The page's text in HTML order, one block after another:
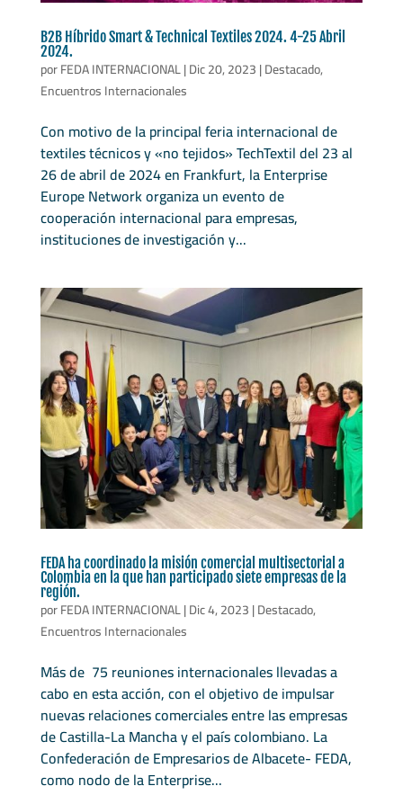
B2B Híbrido Smart & Technical Textiles 2024. 4-25 Abril
2024.
porFEDA INTERNACIONAL|Dic 20, 2023|Destacado,
Encuentros Internacionales
Con motivo de la principal feria internacional de
textiles técnicos y «no tejidos» TechTextil del 23 al
26 de abril de 2024 en Frankfurt, la Enterprise
Europe Network organiza un evento de
cooperación internacional para empresas,
instituciones de investigación y...
FEDA ha coordinado la misión comercial multisectorial a
Colombia en la que han participado siete empresas de la
región.
porFEDA INTERNACIONAL|Dic 4, 2023|Destacado,
Encuentros Internacionales
Más de 75 reuniones internacionales llevadas a
cabo en esta acción, con el objetivo de impulsar
nuevas relaciones comerciales entre las empresas
de Castilla-La Mancha y el país colombiano. La
Confederación de Empresarios de Albacete- FEDA,
como nodo de la Enterprise...